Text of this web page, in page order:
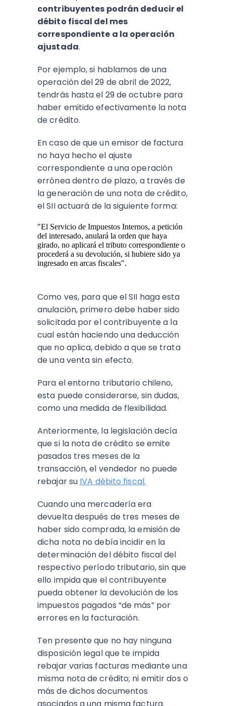
contribuyentes podrán deducir el
débito fiscal del mes
correspondiente a la operación
ajustada.
Por ejemplo, si hablamos de una
operación del 29 de abril de 2022,
tendrás hasta el 29 de octubre para
haber emitido efectivamente la nota
de crédito.
En caso de que un emisor de factura
no haya hecho el ajuste
correspondiente a una operación
errónea dentro de plazo, a través de
la generación de una nota de crédito,
el SII actuará de la siguiente forma:
"El Servicio de Impuestos Internos, a petición
del interesado, anulará la orden que haya
girado, no aplicará el tributo correspondiente o
procederá a su devolución, si hubiere sido ya
ingresado en arcas fiscales".
Como ves, para que el SII haga esta
anulación, primero debe haber sido
solicitada por el contribuyente a la
cual están haciendo una deducción
que no aplica, debido a que se trata
de una venta sin efecto.
Para el entorno tributario chileno,
esta puede considerarse, sin dudas,
como una medida de flexibilidad.
Anteriormente, la legislación decía
que si la nota de crédito se emite
pasados tres meses de la
transacción, el vendedor no puede
rebajar su IVA débito fiscal.
Cuando una mercadería era
devuelta después de tres meses de
haber sido comprada, la emisión de
dicha nota no debía incidir en la
determinación del débito fiscal del
respectivo período tributario, sin que
ello impida que el contribuyente
pueda obtener la devolución de los
impuestos pagados “de más” por
errores en la facturación.
Ten presente que no hay ninguna
disposición legal que te impida
rebajar varias facturas mediante una
misma nota de crédito; ni emitir dos o
más de dichos documentos